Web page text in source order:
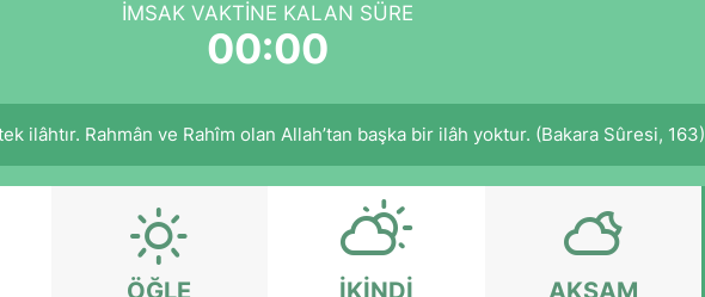
İMSAK VAKTİNE KALAN SÜRE
00:00
ilâhtır. Rahmân ve Rahîm olan Allah’tan başka bir ilâh yoktur. (Bakara Sûresi, 163)
ÖĞLE İKINDI AKŞAM